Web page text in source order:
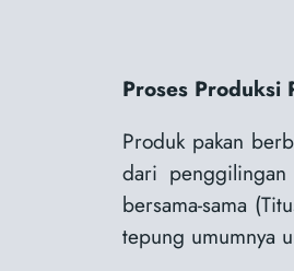
Proses Produksi
Produk pakan
dari penggilingan
bersama-sama
tepung umumnya